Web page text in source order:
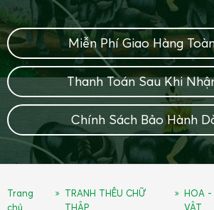
Miễn Phí Giao Hàng
Thanh Toán Sau Khi
Chính Sách Bảo Hành
Trang
chủ
TRANH THÊU CHỮ
THẬP
HOA -
VẬT